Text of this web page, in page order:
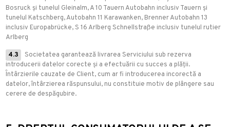
Bosruck și tunelul Gleinalm, A 10 Tauern Autobahn inclusiv Tauern și
tunelul Katschberg, Autobahn 11 Karawanken, Brenner Autobahn 13
inclusiv Europabrücke, S 16 Arlberg Schnellstraße inclusiv tunelul rutier
Arlberg
4.3
Societatea garantează livrarea Serviciului sub rezerva
introducerii datelor corecte și a efectuării cu succes a plății.
Întârzierile cauzate de Client, cum ar fi introducerea incorectă a
datelor, întârzierea răspunsului, nu constituie motiv de plângere sau
cerere de despăgubire.